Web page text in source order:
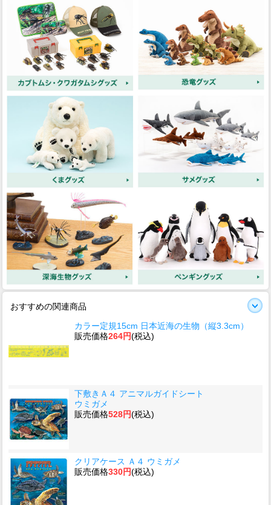
おすすめの関連商品
カラー定規15cm 日本近海の生物（縦3.3cm）
販売価格264円(税込)
下敷きＡ４ アニマルガイドシート
ウミガメ
販売価格528円(税込)
クリアケース Ａ４ ウミガメ
販売価格330円(税込)